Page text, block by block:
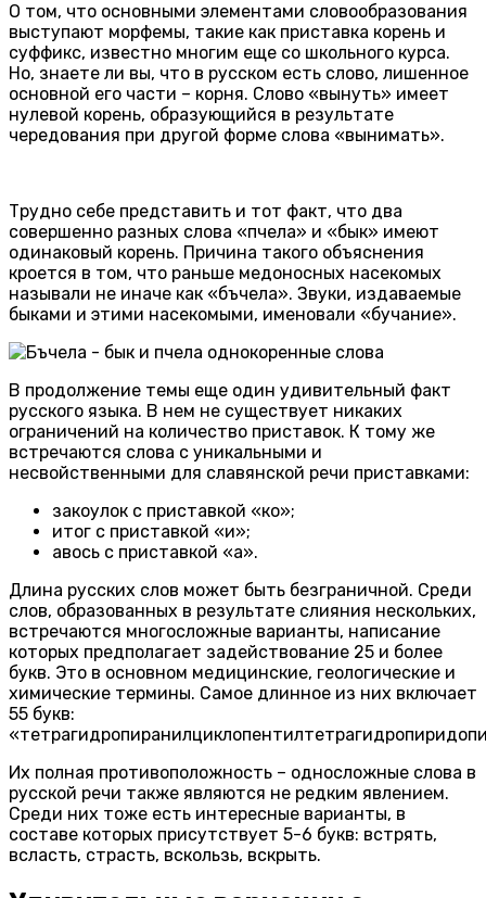
О том, что основными элементами словообразования
выступают морфемы, такие как приставка корень и
суффикс, известно многим еще со школьного курса.
Но, знаете ли вы, что в русском есть слово, лишенное
основной его части – корня. Слово «вынуть» имеет
нулевой корень, образующийся в результате
чередования при другой форме слова «вынимать».
Трудно себе представить и тот факт, что два
совершенно разных слова «пчела» и «бык» имеют
одинаковый корень. Причина такого объяснения
кроется в том, что раньше медоносных насекомых
называли не иначе как «бъчела». Звуки, издаваемые
быками и этими насекомыми, именовали «бучание».
В продолжение темы еще один удивительный факт
русского языка. В нем не существует никаких
ограничений на количество приставок. К тому же
встречаются слова с уникальными и
несвойственными для славянской речи приставками:
закоулок с приставкой «ко»;
итог с приставкой «и»;
авось с приставкой «а».
Длина русских слов может быть безграничной. Среди
слов, образованных в результате слияния нескольких,
встречаются многосложные варианты, написание
которых предполагает задействование 25 и более
букв. Это в основном медицинские, геологические и
химические термины. Самое длинное из них включает
55 букв:
Их полная противоположность – односложные слова в
русской речи также являются не редким явлением.
Среди них тоже есть интересные варианты, в
составе которых присутствует 5-6 букв: встрять,
всласть, страсть, вскользь, вскрыть.